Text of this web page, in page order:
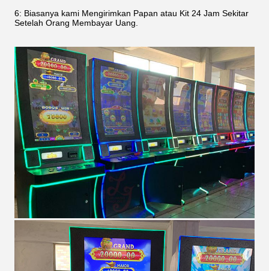
6: Biasanya kami Mengirimkan Papan atau Kit 24 Jam Sekitar
Setelah Orang Membayar Uang.